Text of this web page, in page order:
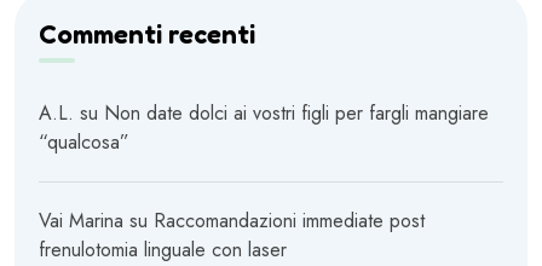
Commenti recenti
A.L. su Non date dolci ai vostri figli per fargli mangiare
“qualcosa”
Vai Marina su Raccomandazioni immediate post
frenulotomia linguale con laser